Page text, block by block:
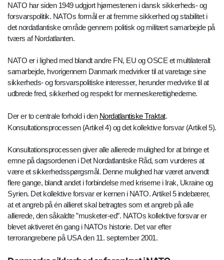
NATO har siden 1949 udgjort hjørnestenen i dansk sikkerheds- og
forsvarspolitik. NATOs formål er at fremme sikkerhed og stabilitet i
det nordatlantiske område gennem politisk og militært samarbejde på
tværs af Nordatlanten.
NATO er i lighed med blandt andre FN, EU og OSCE et multilateralt
samarbejde, hvorigennem Danmark medvirker til at varetage sine
sikkerheds- og forsvarspolitiske interesser, herunder medvirke til at
udbrede fred, sikkerhed og respekt for menneskerettighederne.
Der er to centrale forhold i den Nordatlantiske Traktat.
Konsultationsprocessen (Artikel 4) og det kollektive forsvar (Artikel 5).
Konsultationsprocessen giver alle allierede mulighed for at bringe et
emne på dagsordenen i Det Nordatlantiske Råd, som vurderes at
være et sikkerhedsspørgsmål. Denne mulighed har været anvendt
flere gange, blandt andet i forbindelse med kriserne i Irak, Ukraine og
Syrien. Det kollektive forsvar er kernen i NATO. Artikel 5 indebærer,
at et angreb på én allieret skal betragtes som et angreb på alle
allierede, den såkaldte ”musketer-ed”. NATOs kollektive forsvar er
blevet aktiveret én gang i NATOs historie. Det var efter
terrorangrebene på USA den 11. september 2001.